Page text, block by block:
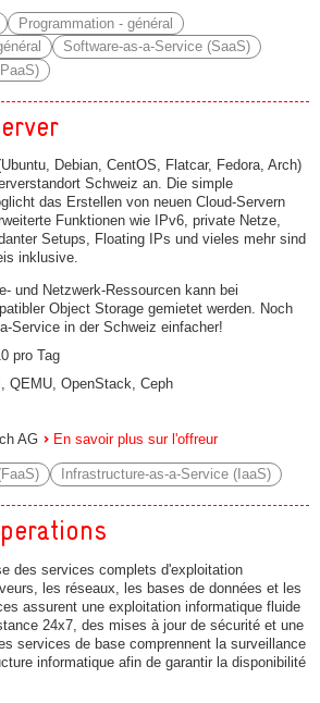
Programmation - général
Software-as-a-Service (SaaS)
Debian, CentOS, Flatcar, Fedora, Arch)
Schweiz an. Die simple
das Erstellen von neuen Cloud-Servern
Funktionen wie IPv6, private Netze,
Setups, Floating IPs und vieles mehr sind
inklusive.
und Netzwerk-Ressourcen kann bei
Object Storage gemietet werden. Noch
Service in der Schweiz einfacher!
pro Tag
QEMU, OpenStack, Ceph
AG En savoir plus sur l'offreur
Infrastructure-as-a-Service (IaaS)
des services complets d'exploitation
les réseaux, les bases de données et les
assurent une exploitation informatique fluide
24x7, des mises à jour de sécurité et une
services de base comprennent la surveillance
informatique afin de garantir la disponibilité